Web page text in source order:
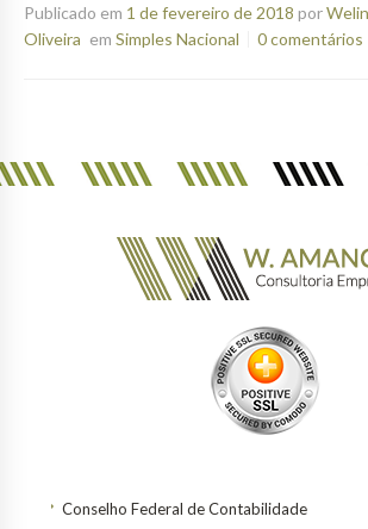
Publicado em 1 de fevereiro de 2018 por
Oliveira em Simples Nacional 0 comentários
Conselho Federal de Contabilidade